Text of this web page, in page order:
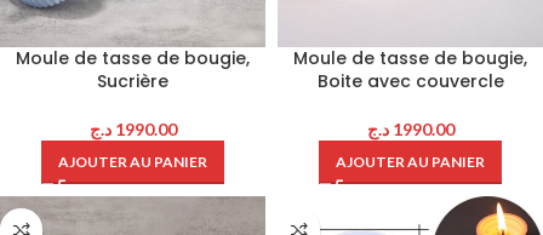
Moule de tasse de bougie,
Sucrière
1990.00 د.ج
AJOUTER AU PANIER
Moule de tasse de bougie,
Boite avec couvercle
1990.00 د.ج
AJOUTER AU PANIER